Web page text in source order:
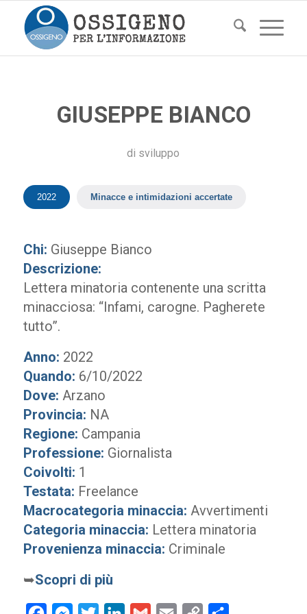
GIUSEPPE BIANCO
di sviluppo
2022 Minacce e intimidazioni accertate
Chi: Giuseppe Bianco
Descrizione:
Lettera minatoria contenente una scritta
minacciosa: “Infami, carogne. Pagherete
tutto”.
Anno: 2022
Quando: 6/10/2022
Dove: Arzano
Provincia: NA
Regione: Campania
Professione: Giornalista
Coivolti: 1
Testata: Freelance
Macrocategoria minaccia: Avvertimenti
Categoria minaccia: Lettera minatoria
Provenienza minaccia: Criminale
➥Scopri di più